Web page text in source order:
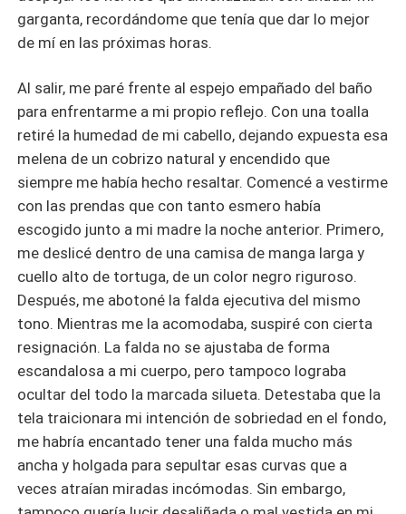
garganta, recordándome que tenía que dar lo mejor
de mí en las próximas horas.
​Al salir, me paré frente al espejo empañado del baño
para enfrentarme a mi propio reflejo. Con una toalla
retiré la humedad de mi cabello, dejando expuesta esa
melena de un cobrizo natural y encendido que
siempre me había hecho resaltar. Comencé a vestirme
con las prendas que con tanto esmero había
escogido junto a mi madre la noche anterior. Primero,
me deslicé dentro de una camisa de manga larga y
cuello alto de tortuga, de un color negro riguroso.
Después, me abotoné la falda ejecutiva del mismo
tono. Mientras me la acomodaba, suspiré con cierta
resignación. La falda no se ajustaba de forma
escandalosa a mi cuerpo, pero tampoco lograba
ocultar del todo la marcada silueta. Detestaba que la
tela traicionara mi intención de sobriedad en el fondo,
me habría encantado tener una falda mucho más
ancha y holgada para sepultar esas curvas que a
veces atraían miradas incómodas. Sin embargo,